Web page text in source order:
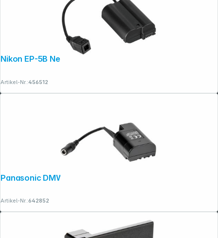
Nikon EP-5B Netzadapteranschluss
Artikel-Nr.:456512
Panasonic DMW-DCC12GU
Artikel-Nr.:642852